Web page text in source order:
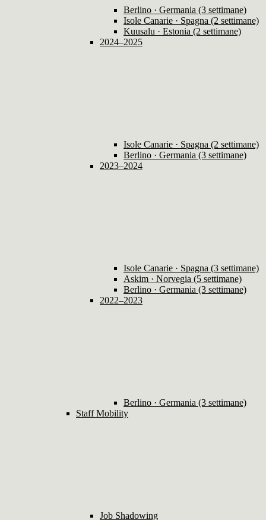
Berlino · Germania (3 settimane)
Isole Canarie · Spagna (2 settimane)
Kuusalu · Estonia (2 settimane)
2024–2025
Isole Canarie · Spagna (2 settimane)
Berlino · Germania (3 settimane)
2023–2024
Isole Canarie · Spagna (3 settimane)
Askim · Norvegia (5 settimane)
Berlino · Germania (3 settimane)
2022–2023
Berlino · Germania (3 settimane)
Staff Mobility
Job Shadowing